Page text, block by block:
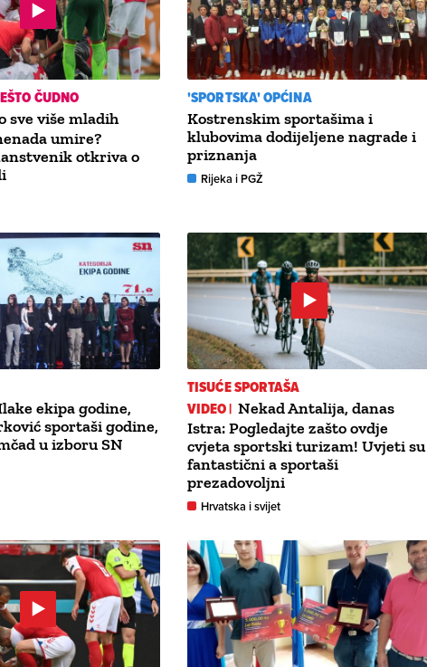
ČUDNO
sve više mladih
umire?
otkriva o
'SPORTSKA' OPĆINA
Kostrenskim sportašima i
klubovima dodijeljene nagrade i
priznanja
Rijeka i PGŽ
ekipa godine,
sportaši godine,
u izboru SN
TISUĆE SPORTAŠA
VIDEO | Nekad Antalija, danas
Istra: Pogledajte zašto ovdje
cvjeta sportski turizam! Uvjeti su
fantastični a sportaši
prezadovoljni
Hrvatska i svijet